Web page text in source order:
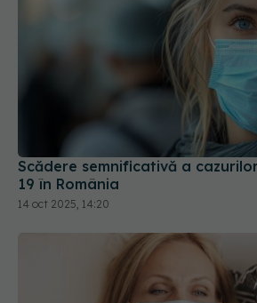
Scădere semnificativă a
19 în România